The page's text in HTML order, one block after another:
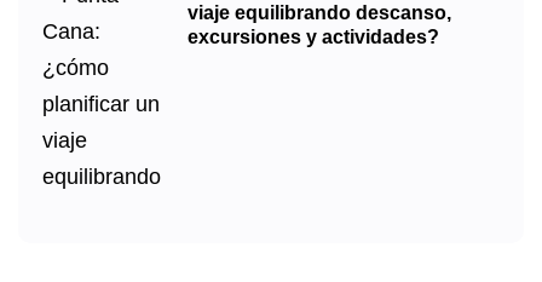
viaje equilibrando descanso,
excursiones y actividades?